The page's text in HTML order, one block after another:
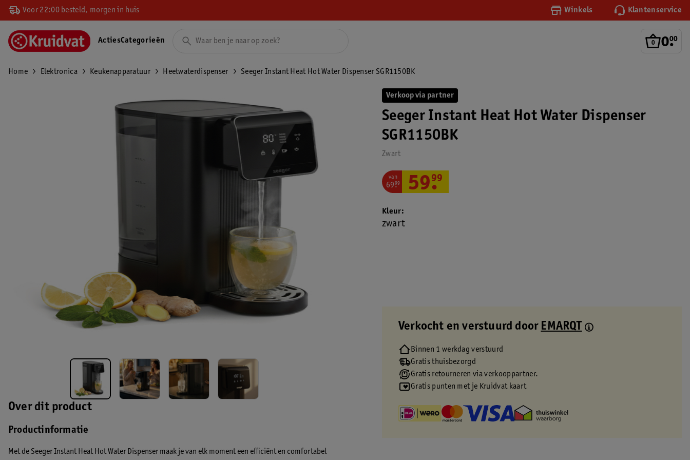
Voor 22:00 besteld, morgen in huis Winkels Klantenservice
0.
00
ActiesCategorieën
Home Elektronica Keukenapparatuur Heetwaterdispenser Seeger Instant Heat Hot Water Dispenser SGR1150BK
Over dit product
Productinformatie
Met de Seeger Instant Heat Hot Water Dispenser maak je van elk moment een efficiënt en comfortabel
Verkoop via partner
Seeger Instant Heat Hot Water Dispenser
SGR1150BK
Zwart
van
69.
99 59.
99
Kleur
zwart
Verkocht en verstuurd door EMARQT
Binnen 1 werkdag verstuurd
Gratis thuisbezorgd
Gratis retourneren via verkooppartner.
Gratis punten met je Kruidvat kaart